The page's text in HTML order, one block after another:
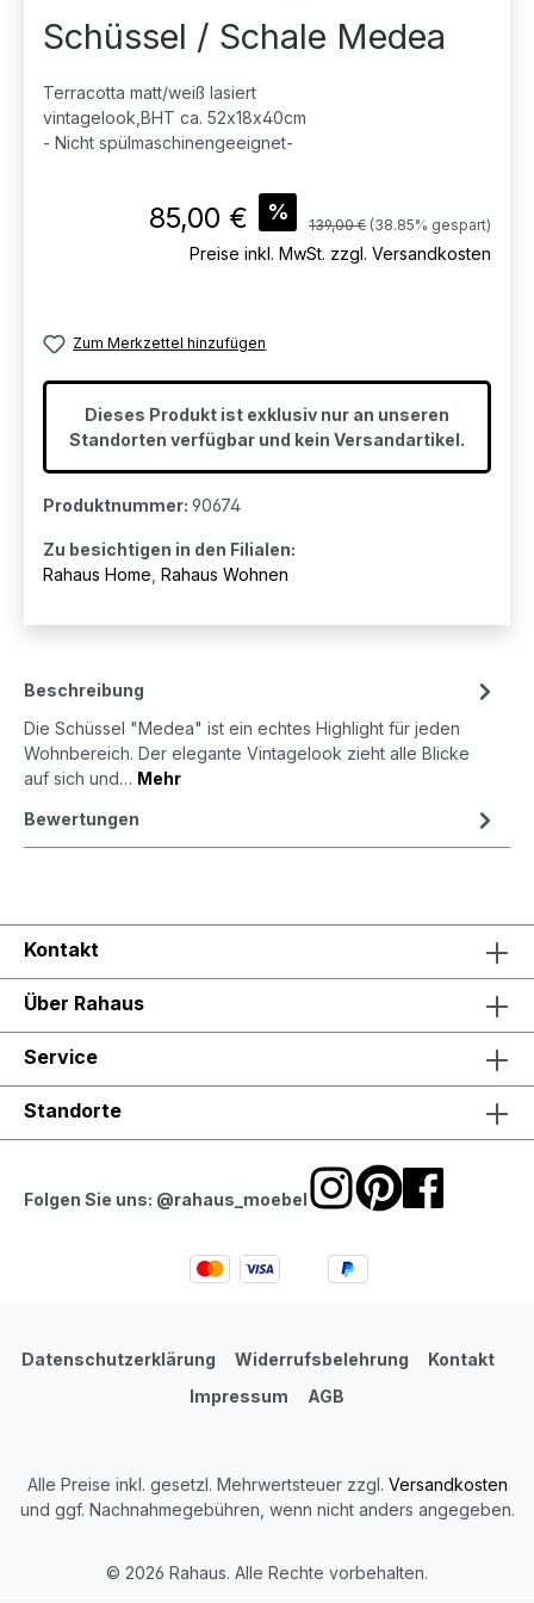
Schüssel / Schale Medea
Terracotta matt/weiß lasiert
vintagelook,BHT ca. 52x18x40cm
- Nicht spülmaschinengeeignet-
Verkaufspreis:
85,00 € % Regulärer Preis:
139,00 € (38.85% gespart)
Preise inkl. MwSt. zzgl. Versandkosten
Zum Merkzettel hinzufügen
Dieses Produkt ist exklusiv nur an unseren
Standorten verfügbar und kein Versandartikel.
Produktnummer: 90674
Zu besichtigen in den Filialen:
Rahaus Home Rahaus Wohnen
Beschreibung
Die Schüssel "Medea" ist ein echtes Highlight für jeden
Wohnbereich. Der elegante Vintagelook zieht alle Blicke
auf sich und… Mehr
Bewertungen
Kontakt
Über Rahaus
Service
Standorte
Folgen Sie uns: @rahaus_moebel
Datenschutzerklärung Widerrufsbelehrung
Kontakt
Impressum
AGB
Alle Preise inkl. gesetzl. Mehrwertsteuer zzgl. Versandkosten
und ggf. Nachnahmegebühren, wenn nicht anders angegeben.
© 2026 Rahaus. Alle Rechte vorbehalten.